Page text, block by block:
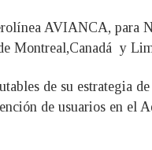
AVIANCA, para
Montreal,Canadá y
de su estrategia
de usuarios en el